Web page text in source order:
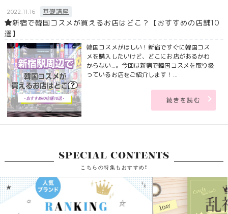
2022.11.16 基礎講座
新宿で韓国コスメが買えるお店はどこ？【おすすめの店舗10
選】
韓国コスメがほしい！新宿ですぐに韓国コス
メを購入したいけど、どこにお店があるかわ
からない…。今回は新宿で韓国コスメを取り扱
っているお店をご紹介します！...
続きを読む
SPECIAL CONTENTS
こちらの特集もおすすめ!